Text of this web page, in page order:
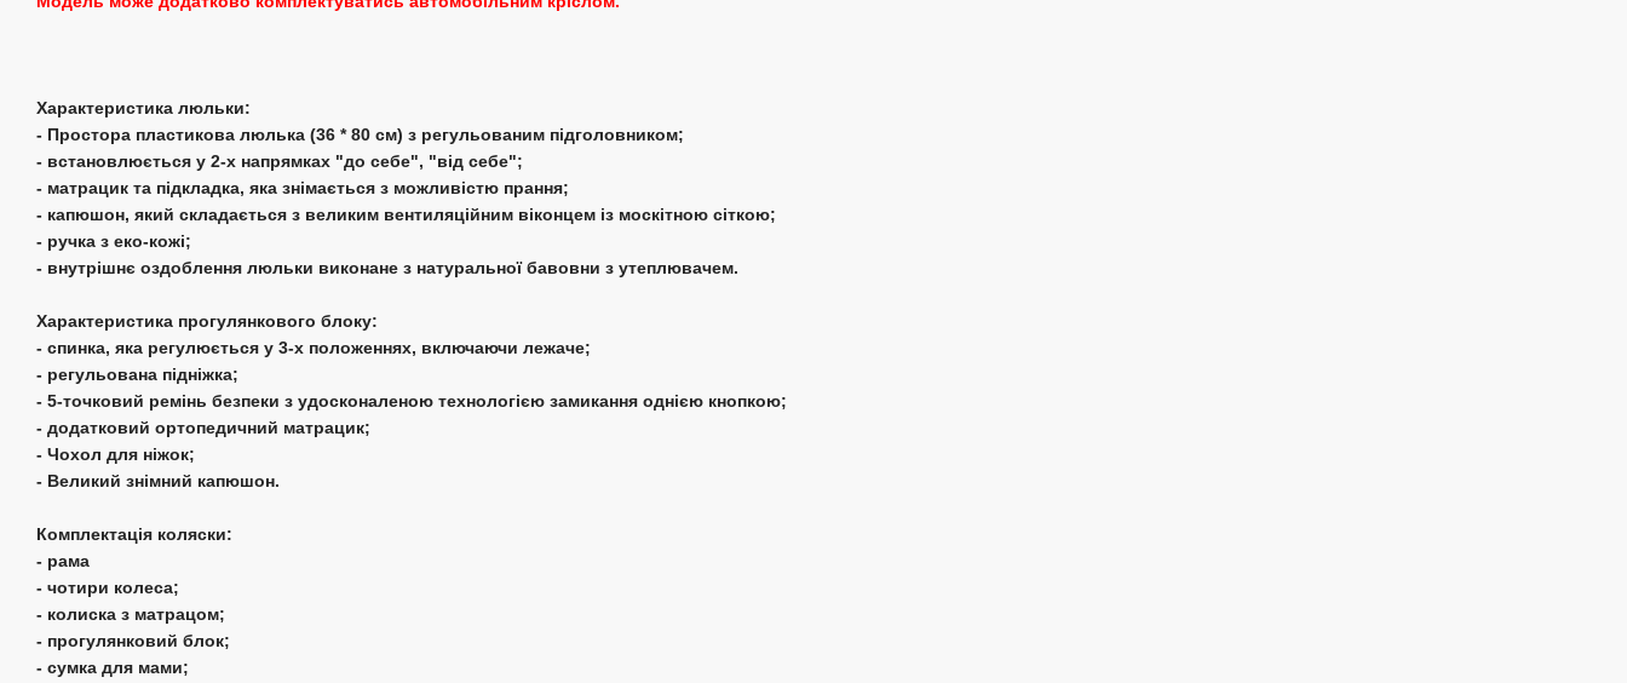
Характеристика люльки:
- Простора пластикова люлька (36 * 80 см) з регульованим підголовником;
- встановлюється у 2-х напрямках "до себе", "від себе";
- матрацик та підкладка, яка знімається з можливістю прання;
- капюшон, який складається з великим вентиляційним віконцем із москітною сіткою;
- ручка з еко-кожі;
- внутрішнє оздоблення люльки виконане з натуральної бавовни з утеплювачем.
Характеристика прогулянкового блоку:
- спинка, яка регулюється у 3-х положеннях, включаючи лежаче;
- регульована підніжка;
- 5-точковий ремінь безпеки з удосконаленою технологією замикання однією кнопкою;
- додатковий ортопедичний матрацик;
- Чохол для ніжок;
- Великий знімний капюшон.
Комплектація коляски:
- рама
- чотири колеса;
- колиска з матрацом;
- прогулянковий блок;
- сумка для мами;